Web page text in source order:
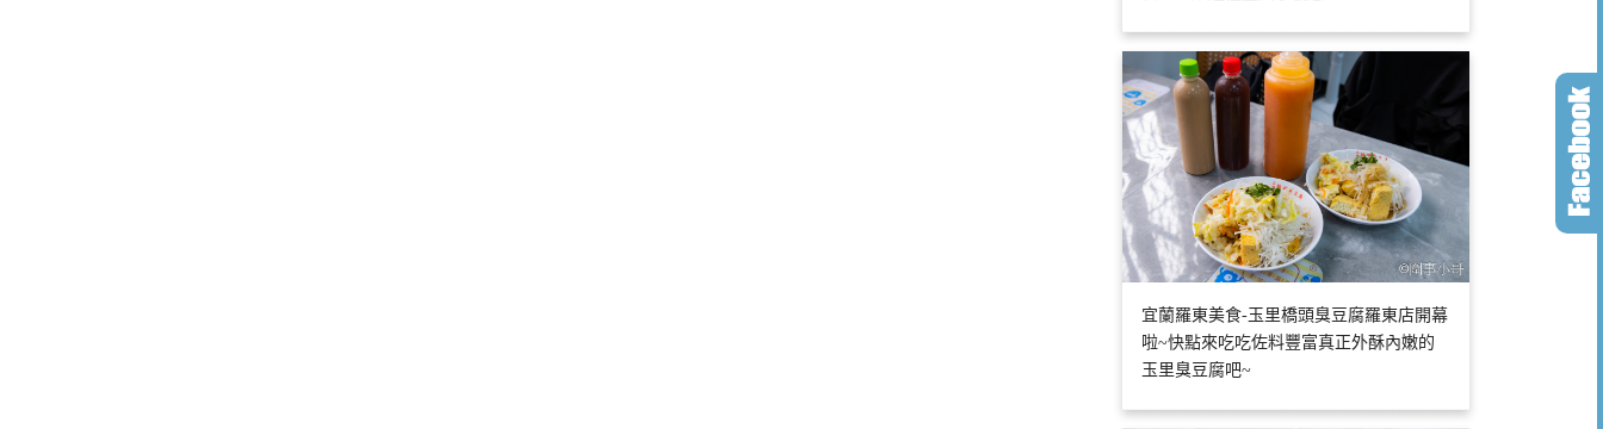
宜蘭羅東美食-玉里橋頭臭豆腐羅東店開幕
啦~快點來吃吃佐料豐富真正外酥內嫩的
玉里臭豆腐吧~